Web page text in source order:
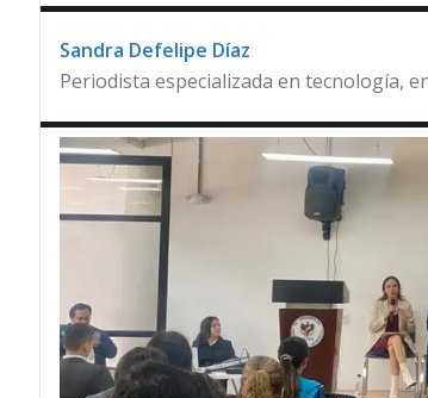
Sandra Defelipe Díaz
Periodista especializada en tecnología,